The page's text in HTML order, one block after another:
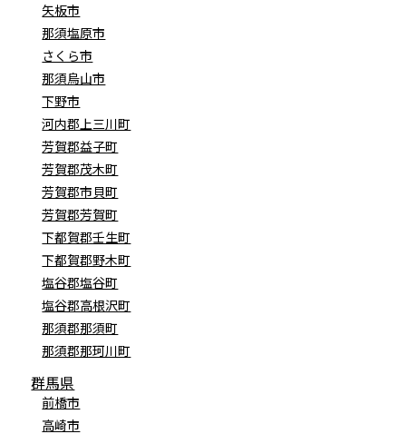
矢板市
那須塩原市
さくら市
那須烏山市
下野市
河内郡上三川町
芳賀郡益子町
芳賀郡茂木町
芳賀郡市貝町
芳賀郡芳賀町
下都賀郡壬生町
下都賀郡野木町
塩谷郡塩谷町
塩谷郡高根沢町
那須郡那須町
那須郡那珂川町
群馬県
前橋市
高崎市